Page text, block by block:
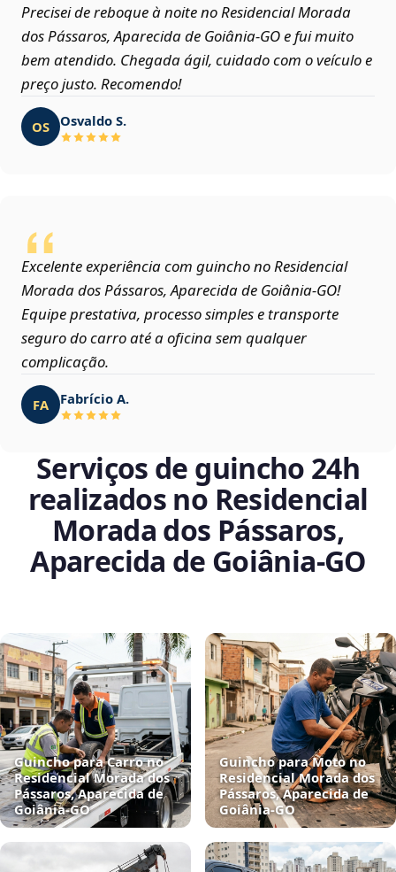
Precisei de reboque à noite no Residencial Morada
dos Pássaros, Aparecida de Goiânia‑GO e fui muito
bem atendido. Chegada ágil, cuidado com o veículo e
preço justo. Recomendo!
OS Osvaldo S.
Excelente experiência com guincho no Residencial
Morada dos Pássaros, Aparecida de Goiânia‑GO!
Equipe prestativa, processo simples e transporte
seguro do carro até a oficina sem qualquer
complicação.
FA Fabrício A.
Serviços de guincho 24h
realizados no Residencial
Morada dos Pássaros,
Aparecida de Goiânia‑GO
Guincho para Carro no
Residencial Morada dos
Pássaros, Aparecida de
Goiânia‑GO
Guincho para Moto no
Residencial Morada dos
Pássaros, Aparecida de
Goiânia‑GO